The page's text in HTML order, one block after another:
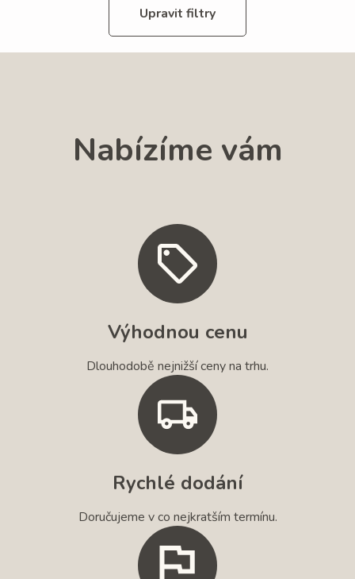
Upravit filtry
Nabízíme vám
Výhodnou cenu
Dlouhodobě nejnižší ceny na trhu.
Rychlé dodání
Doručujeme v co nejkratším termínu.